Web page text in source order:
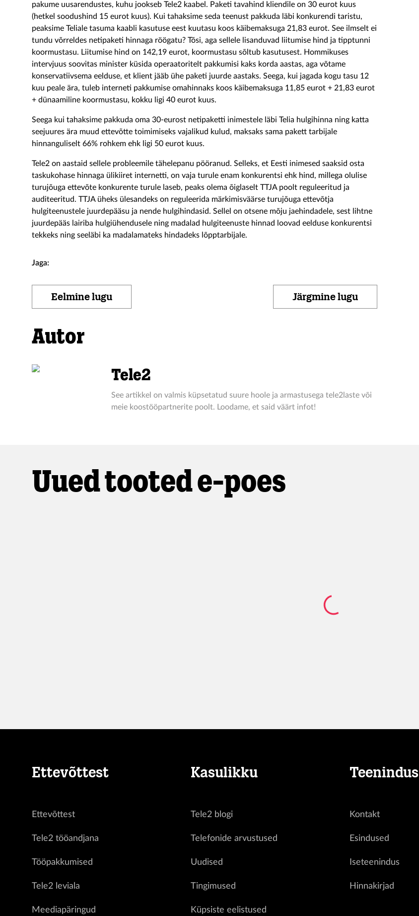
pakume uusarendustes, kuhu jookseb Tele2 kaabel. Paketi tavahind kliendile on 30 eurot kuus
(hetkel soodushind 15 eurot kuus). Kui tahaksime seda teenust pakkuda läbi konkurendi taristu,
peaksime Teliale tasuma kaabli kasutuse eest kuutasu koos käibemaksuga 21,83 eurot. See ilmselt ei
tundu võrreldes netipaketi hinnaga röögatu? Tõsi, aga sellele lisanduvad liitumise hind ja tipptunni
koormustasu. Liitumise hind on 142,19 eurot, koormustasu sõltub kasutusest. Hommikuses
intervjuus soovitas minister küsida operaatoritelt pakkumisi kaks korda aastas, aga võtame
konservatiivsema eelduse, et klient jääb ühe paketi juurde aastaks. Seega, kui jagada kogu tasu 12
kuu peale ära, tuleb interneti pakkumise omahinnaks koos käibemaksuga 11,85 eurot + 21,83 eurot
+ dünaamiline koormustasu, kokku ligi 40 eurot kuus.
Seega kui tahaksime pakkuda oma 30-eurost netipaketti inimestele läbi Telia hulgihinna ning katta
seejuures ära muud ettevõtte toimimiseks vajalikud kulud, maksaks sama pakett tarbijale
hinnanguliselt 66% rohkem ehk ligi 50 eurot kuus.
Tele2 on aastaid sellele probleemile tähelepanu pööranud. Selleks, et Eesti inimesed saaksid osta
taskukohase hinnaga ülikiiret internetti, on vaja turule enam konkurentsi ehk hind, millega olulise
turujõuga ettevõte konkurente turule laseb, peaks olema õiglaselt TTJA poolt reguleeritud ja
auditeeritud. TTJA üheks ülesandeks on reguleerida märkimisväärse turujõuga ettevõtja
hulgiteenustele juurdepääsu ja nende hulgihindasid. Sellel on otsene mõju jaehindadele, sest lihtne
juurdepääs lairiba hulgiühendusele ning madalad hulgiteenuste hinnad loovad eelduse konkurentsi
tekkeks ning seeläbi ka madalamateks hindadeks lõpptarbijale.
Jaga:
Eelmine lugu Järgmine lugu
Autor
Tele2
See artikkel on valmis küpsetatud suure hoole ja armastusega tele2laste või
meie koostööpartnerite poolt. Loodame, et said väärt infot!
Uued tooted e-poes
Ettevõttest
Ettevõttest
Tele2 tööandjana
Tööpakkumised
Tele2 leviala
Meediapäringud
Kasulikku
Tele2 blogi
Telefonide arvustused
Uudised
Tingimused
Küpsiste eelistused
Teenindus
Kontakt
Esindused
Iseteenindus
Hinnakirjad